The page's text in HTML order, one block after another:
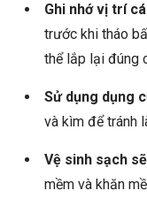
Ghi nhớ vị trí
trước khi tháo
thể lắp lại đúng
Sử dụng dụng
và kìm để tránh
Vệ sinh sạch
mềm và khăn